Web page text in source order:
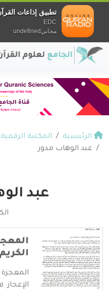
الرئيسية المكتبة الرقمية
عبد الوهاب مدور
عبد
الكريم
الإعجاز.
تطبيق إذاعات
EDC
مجانيundefined